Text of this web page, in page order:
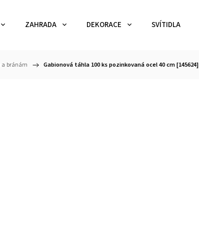
ZAHRADA DEKORACE SVÍTIDLA
a bránám / Gabionová táhla 100 ks pozinkovaná ocel 40 cm [145624]